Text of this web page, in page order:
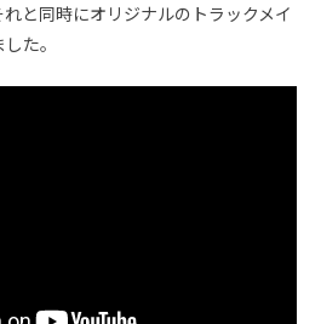
と同時にオリジナルのトラックメイ
た。